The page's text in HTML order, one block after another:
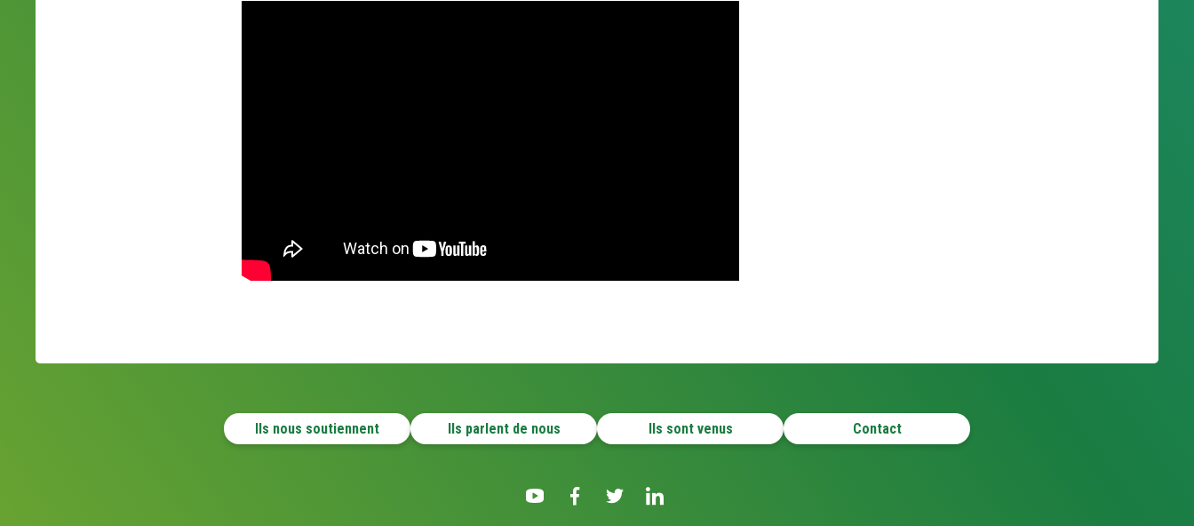
Ils nous soutiennent Ils parlent de nous Ils sont venus Contact